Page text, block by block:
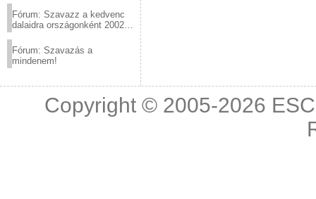
Fórum: Szavazz a kedvenc
dalaidra országonként 2002
Fórum: Szavazás a
mindenem!
Copyright © 2005-2026